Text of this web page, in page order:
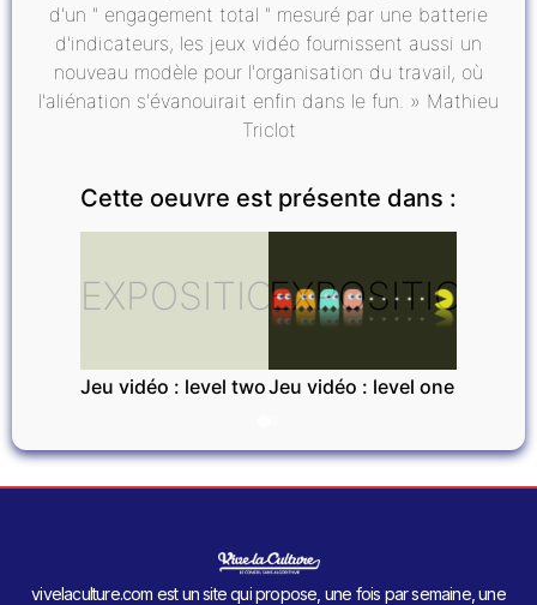
d'un " engagement total " mesuré par une batterie
d'indicateurs, les jeux vidéo fournissent aussi un
nouveau modèle pour l'organisation du travail, où
l'aliénation s'évanouirait enfin dans le fun. » Mathieu
Triclot
Cette oeuvre est présente dans :
EXPOSITIONS
Jeu vidéo : level two
EXPOSITIONS
Jeu vidéo : level one
vivelaculture.com est un site qui propose, une fois par semaine, une